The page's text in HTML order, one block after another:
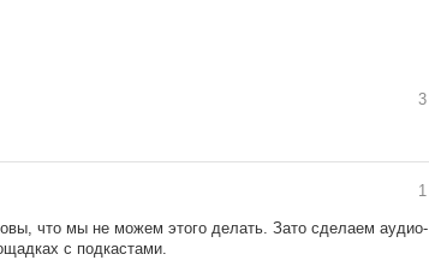
3
1
что мы не можем этого делать. Зато сделаем аудио-
с подкастами.